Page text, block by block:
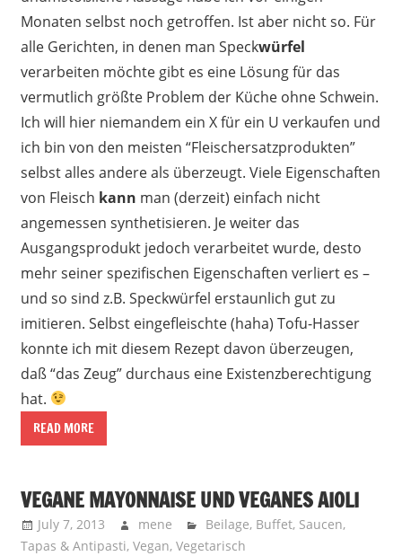
Monaten selbst noch getroffen. Ist aber nicht so. Für
alle Gerichten, in denen man Speckwürfel
verarbeiten möchte gibt es eine Lösung für das
vermutlich größte Problem der Küche ohne Schwein.
Ich will hier niemandem ein X für ein U verkaufen und
ich bin von den meisten “Fleischersatzprodukten”
selbst alles andere als überzeugt. Viele Eigenschaften
von Fleisch kann man (derzeit) einfach nicht
angemessen synthetisieren. Je weiter das
Ausgangsprodukt jedoch verarbeitet wurde, desto
mehr seiner spezifischen Eigenschaften verliert es –
und so sind z.B. Speckwürfel erstaunlich gut zu
imitieren. Selbst eingefleischte (haha) Tofu-Hasser
konnte ich mit diesem Rezept davon überzeugen,
daß “das Zeug” durchaus eine Existenzberechtigung
hat.
READ MORE
VEGANE MAYONNAISE UND VEGANES AIOLI
July 7, 2013 mene Beilage, Buffet, Saucen,
Tapas & Antipasti, Vegan, Vegetarisch